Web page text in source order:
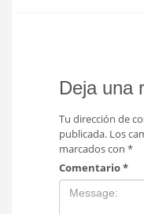
Deja una
Tu dirección de
publicada. Los
marcados con *
Comentario*